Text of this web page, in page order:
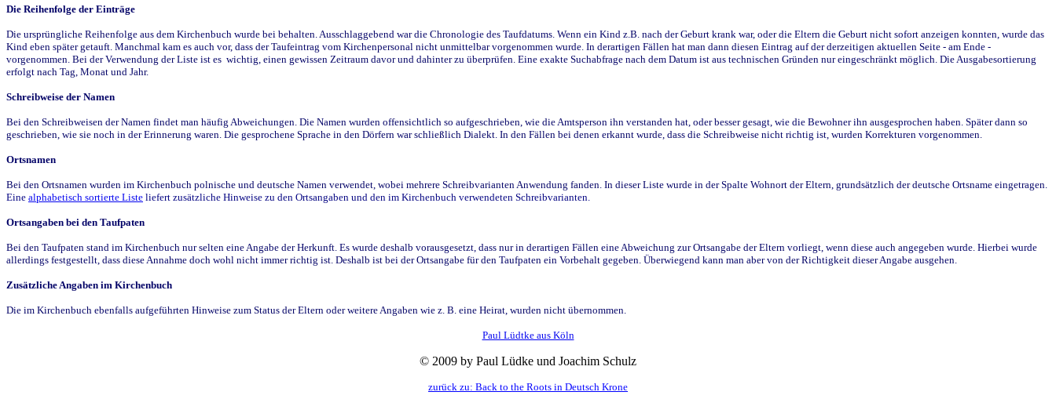
Die Reihenfolge der Einträge
Die ursprüngliche Reihenfolge aus dem Kirchenbuch wurde bei behalten. Ausschlaggebend war die Chronologie des Taufdatums. Wenn ein Kind z.B. nach der Geburt krank war, oder die Eltern die Geburt nicht sofort anzeigen konnten, wurde das
Kind eben später getauft. Manchmal kam es auch vor, dass der Taufeintrag vom Kirchenpersonal nicht unmittelbar vorgenommen wurde. In derartigen Fällen hat man dann diesen Eintrag auf der derzeitigen aktuellen Seite - am Ende -
vorgenommen. Bei der Verwendung der Liste ist es wichtig, einen gewissen Zeitraum davor und dahinter zu überprüfen. Eine exakte Suchabfrage nach dem Datum ist aus technischen Gründen nur eingeschränkt möglich. Die Ausgabesortierung
erfolgt nach Tag, Monat und Jahr.
Schreibweise der Namen
Bei den Schreibweisen der Namen findet man häufig Abweichungen. Die Namen wurden offensichtlich so aufgeschrieben, wie die Amtsperson ihn verstanden hat, oder besser gesagt, wie die Bewohner ihn ausgesprochen haben. Später dann so
geschrieben, wie sie noch in der Erinnerung waren. Die gesprochene Sprache in den Dörfern war schließlich Dialekt. In den Fällen bei denen erkannt wurde, dass die Schreibweise nicht richtig ist, wurden Korrekturen vorgenommen.
Ortsnamen
Bei den Ortsnamen wurden im Kirchenbuch polnische und deutsche Namen verwendet, wobei mehrere Schreibvarianten Anwendung fanden. In dieser Liste wurde in der Spalte Wohnort der Eltern, grundsätzlich der deutsche Ortsname eingetragen.
Eine alphabetisch sortierte Liste liefert zusätzliche Hinweise zu den Ortsangaben und den im Kirchenbuch verwendeten Schreibvarianten.
Ortsangaben bei den Taufpaten
Bei den Taufpaten stand im Kirchenbuch nur selten eine Angabe der Herkunft. Es wurde deshalb vorausgesetzt, dass nur in derartigen Fällen eine Abweichung zur Ortsangabe der Eltern vorliegt, wenn diese auch angegeben wurde. Hierbei wurde
allerdings festgestellt, dass diese Annahme doch wohl nicht immer richtig ist. Deshalb ist bei der Ortsangabe für den Taufpaten ein Vorbehalt gegeben. Überwiegend kann man aber von der Richtigkeit dieser Angabe ausgehen.
Zusätzliche Angaben im Kirchenbuch
Die im Kirchenbuch ebenfalls aufgeführten Hinweise zum Status der Eltern oder weitere Angaben wie z. B. eine Heirat, wurden nicht übernommen.
Paul Lüdtke aus Köln
© 2009 by Paul Lüdke und Joachim Schulz
zurück zu: Back to the Roots in Deutsch Krone